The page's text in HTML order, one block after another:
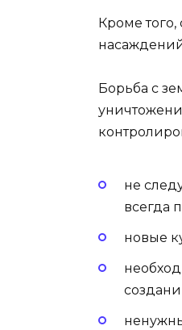
Кроме
Борьба с
не
всегда
новые